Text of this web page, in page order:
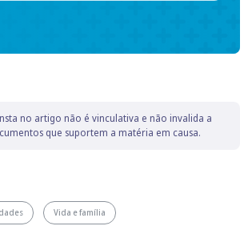
no artigo não é vinculativa e não invalida a
que suportem a matéria em causa.
Vida e família